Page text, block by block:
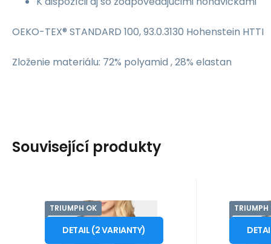
OEKO-TEX® STANDARD 100, 93.0.3130 Hohenstein HTTI
Zloženie materiálu: 72% polyamid , 28% elastan
Související produkty
TRIUMPH OK
Triumph
Dámska podprsenka
True Shape
Kód: i147_22066940
od54.59EUR
Skladom - expedícia 2 - 3
1568
DETAIL (2VARIANTY)
Zmenšite si poprsie a
TRIUMPH
TriumphKód:
od